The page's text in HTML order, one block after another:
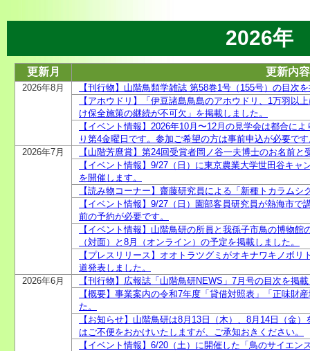
2026年
更新月 更新内容
2026年8月
【刊行物】山階鳥類学雑誌 第58巻1号（155号）の目次
【アホウドリ】「伊豆諸島鳥島のアホウドリ、1万羽以
け保全施策の継続が不可欠」を掲載しました。
【イベント情報】2026年10月〜12月の見学会は都合に
り第4金曜日です。参加ご希望の方は事前申込が必要で
2026年7月
【山階芳麿賞】第24回受賞者岡ノ谷一夫博士のお名前
【イベント情報】9/27（日）に東京農業大学世田谷キ
を開催します。
【読み物コーナー】齋藤研究員による「新種トカラム
【イベント情報】9/27（日）園部客員研究員が熱海市
前の予約が必要です。
【イベント情報】山階鳥研の所員と我孫子市鳥の博物
（対面）と8月（オンライン）の予定を掲載しました。
【プレスリリース】オオトラツグミがオキナワキノボ
道発表しました。
2026年6月
【刊行物】広報誌「山階鳥研NEWS」7月号の目次を掲
【概要】事業案内の令和7年度「貸借対照表」「正味財
た。
【お知らせ】山階鳥研は8月13日（木）、8月14日（金
はご不便をおかけいたしますが、ご承知おきください。
【イベント情報】6/20（土）に開催した「鳥のサイエ